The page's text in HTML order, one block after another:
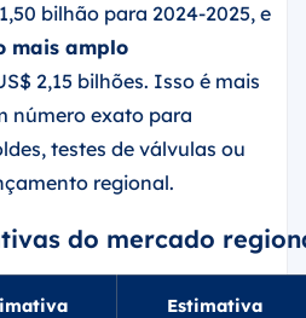
bilhão para 2024-2025, e
mais amplo
2,15 bilhões. Isso é mais
número exato para
testes de válvulas ou
regional.
do mercado
Estimativa